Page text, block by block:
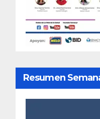
Resumen